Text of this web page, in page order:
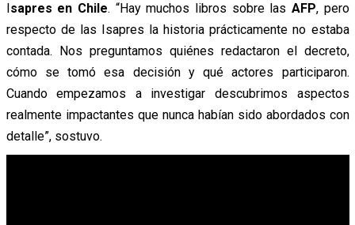
Isapres en Chile. “Hay muchos libros sobre las AFP, pero
respecto de las Isapres la historia prácticamente no estaba
contada. Nos preguntamos quiénes redactaron el decreto,
cómo se tomó esa decisión y qué actores participaron.
Cuando empezamos a investigar descubrimos aspectos
realmente impactantes que nunca habían sido abordados con
detalle”, sostuvo.